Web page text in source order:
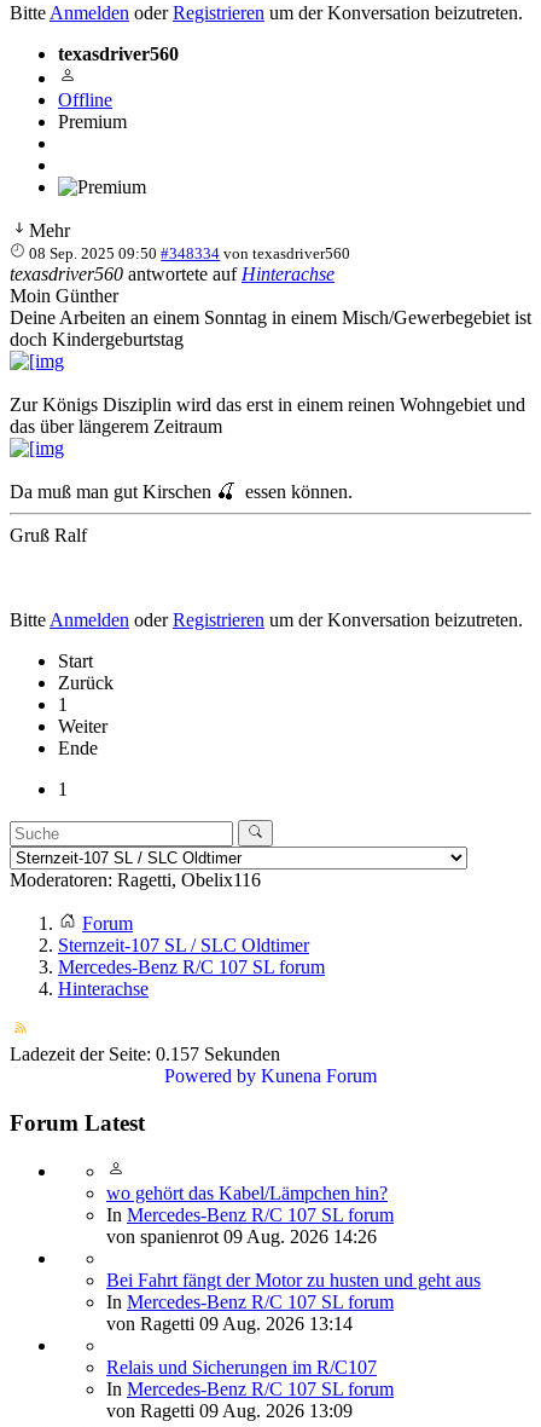
Bitte Anmelden oderRegistrieren um der Konversation beizutreten.
texasdriver560
Offline
Premium
Mehr
08 Sep. 2025 09:50 #348334 vontexasdriver560
texasdriver560 antwortete auf Hinterachse
Moin Günther
Deine Arbeiten an einem Sonntag in einem Misch/Gewerbegebiet ist
doch Kindergeburtstag
Zur Königs Disziplin wird das erst in einem reinen Wohngebiet und
das über längerem Zeitraum
Da muß man gut Kirschen 🍒 essen können.
Gruß Ralf
Bitte Anmelden oderRegistrieren um der Konversation beizutreten.
Start
Zurück
1
Weiter
Ende
1
Moderatoren: Ragetti, Obelix116
Forum
Sternzeit-107 SL / SLC Oldtimer
Mercedes-Benz R/C 107 SL forum
Hinterachse
Ladezeit der Seite: 0.157 Sekunden
Powered by Kunena Forum
Forum Latest
wo gehört das Kabel/Lämpchen hin?
In Mercedes-Benz R/C 107 SL forum
von spanienrot 09 Aug. 2026 14:26
Bei Fahrt fängt der Motor zu husten und geht aus
In Mercedes-Benz R/C 107 SL forum
von Ragetti 09 Aug. 2026 13:14
Relais und Sicherungen im R/C107
In Mercedes-Benz R/C 107 SL forum
von Ragetti 09 Aug. 2026 13:09